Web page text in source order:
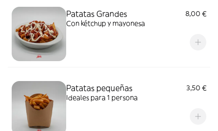
Patatas Grandes
8,00 €
Con kétchup y mayonesa
Patatas pequeñas
3,50 €
Ideales para 1 persona